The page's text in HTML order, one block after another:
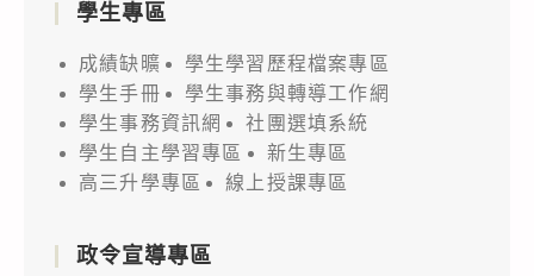
學生專區
成績缺曠
學生學習歷程檔案專區
學生手冊
學生事務與轉導工作網
學生事務資訊網
社團選填系統
學生自主學習專區
新生專區
高三升學專區
線上授課專區
政令宣導專區